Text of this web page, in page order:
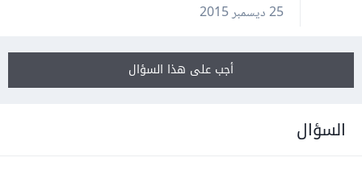
25 ديسمبر 2015
أجب على هذا السؤال
السؤال